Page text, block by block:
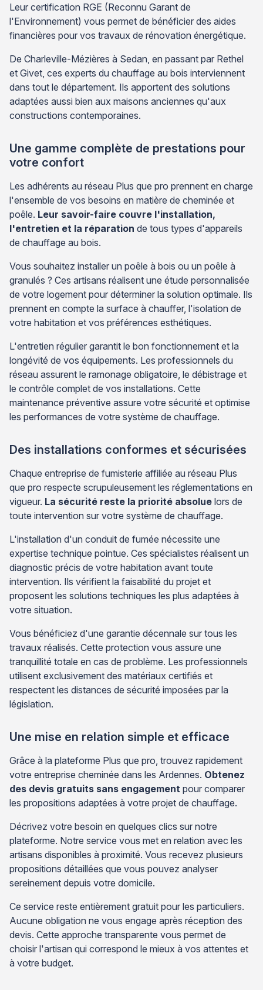
Leur certification RGE (Reconnu Garant de
l'Environnement) vous permet de bénéficier des aides
financières pour vos travaux de rénovation énergétique.
De Charleville-Mézières à Sedan, en passant par Rethel
et Givet, ces experts du chauffage au bois interviennent
dans tout le département. Ils apportent des solutions
adaptées aussi bien aux maisons anciennes qu'aux
constructions contemporaines.
Une gamme complète de prestations pour
votre confort
Les adhérents au réseau Plus que pro prennent en charge
l'ensemble de vos besoins en matière de cheminée et
poêle. Leur savoir-faire couvre l'installation,
l'entretien et la réparation de tous types d'appareils
de chauffage au bois.
Vous souhaitez installer un poêle à bois ou un poêle à
granulés ? Ces artisans réalisent une étude personnalisée
de votre logement pour déterminer la solution optimale. Ils
prennent en compte la surface à chauffer, l'isolation de
votre habitation et vos préférences esthétiques.
L'entretien régulier garantit le bon fonctionnement et la
longévité de vos équipements. Les professionnels du
réseau assurent le ramonage obligatoire, le débistrage et
le contrôle complet de vos installations. Cette
maintenance préventive assure votre sécurité et optimise
les performances de votre système de chauffage.
Des installations conformes et sécurisées
Chaque entreprise de fumisterie affiliée au réseau Plus
que pro respecte scrupuleusement les réglementations en
vigueur. La sécurité reste la priorité absolue lors de
toute intervention sur votre système de chauffage.
L'installation d'un conduit de fumée nécessite une
expertise technique pointue. Ces spécialistes réalisent un
diagnostic précis de votre habitation avant toute
intervention. Ils vérifient la faisabilité du projet et
proposent les solutions techniques les plus adaptées à
votre situation.
Vous bénéficiez d'une garantie décennale sur tous les
travaux réalisés. Cette protection vous assure une
tranquillité totale en cas de problème. Les professionnels
utilisent exclusivement des matériaux certifiés et
respectent les distances de sécurité imposées par la
législation.
Une mise en relation simple et efficace
Grâce à la plateforme Plus que pro, trouvez rapidement
votre entreprise cheminée dans les Ardennes. Obtenez
des devis gratuits sans engagement pour comparer
les propositions adaptées à votre projet de chauffage.
Décrivez votre besoin en quelques clics sur notre
plateforme. Notre service vous met en relation avec les
artisans disponibles à proximité. Vous recevez plusieurs
propositions détaillées que vous pouvez analyser
sereinement depuis votre domicile.
Ce service reste entièrement gratuit pour les particuliers.
Aucune obligation ne vous engage après réception des
devis. Cette approche transparente vous permet de
choisir l'artisan qui correspond le mieux à vos attentes et
à votre budget.